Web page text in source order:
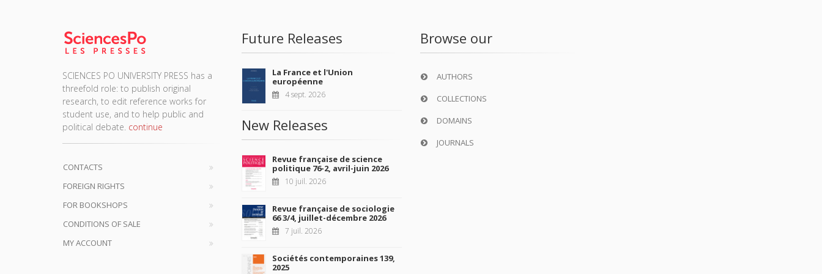
SCIENCES PO UNIVERSITY PRESS has a
threefold role: to publish original
research, to edit reference works for
student use, and to help public and
political debate. continue
CONTACTS
FOREIGN RIGHTS
FOR BOOKSHOPS
CONDITIONS OF SALE
MY ACCOUNT
Future Releases
La France et l'Union
européenne
4 sept. 2026
New Releases
Revue française de science
politique 76-2, avril-juin 2026
10 juil. 2026
Revue française de sociologie
66 3/4, juillet-décembre 2026
7 juil. 2026
Sociétés contemporaines 139,
2025
Browse our
AUTHORS
COLLECTIONS
DOMAINS
JOURNALS